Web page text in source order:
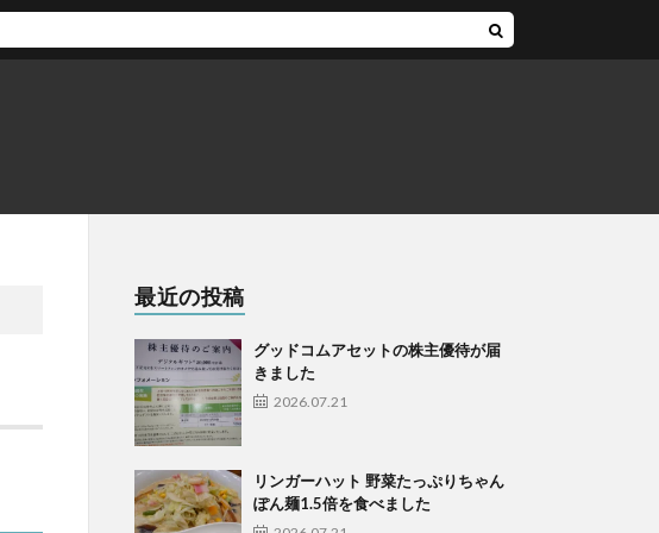
最近の投稿
グッドコムアセットの株主優待が届
きました
2026.07.21
リンガーハット 野菜たっぷりちゃん
ぽん麺1.5倍を食べました